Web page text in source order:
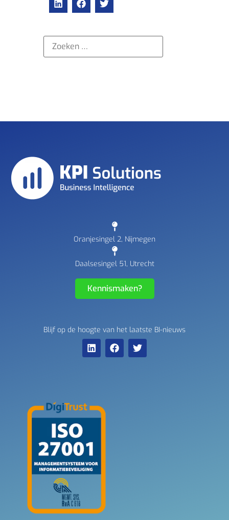
Oranjesingel 2, Nijmegen
Daalsesingel 51, Utrecht
Kennismaken?
Blijf op de hoogte van het laatste BI-nieuws